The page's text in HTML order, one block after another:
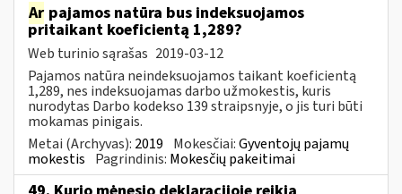
Ar pajamos natūra bus indeksuojamos
pritaikant koeficientą 1,289?
Web turinio sąrašas 2019-03-12
Pajamos natūra neindeksuojamos taikant koeficientą
1,289, nes indeksuojamas darbo užmokestis, kuris
nurodytas Darbo kodekso 139 straipsnyje, o jis turi būti
mokamas pinigais.
Metai (Archyvas): 2019 Mokesčiai:Gyventojų pajamų
mokestis Pagrindinis: Mokesčių pakeitimai